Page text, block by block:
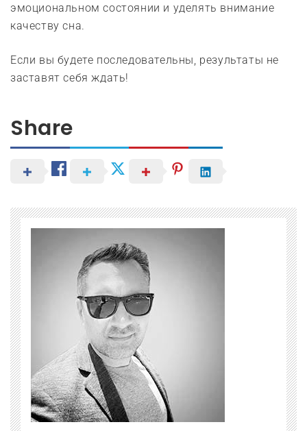
эмоциональном состоянии и уделять внимание
качеству сна.
Если вы будете последовательны, результаты не
заставят себя ждать!
Share